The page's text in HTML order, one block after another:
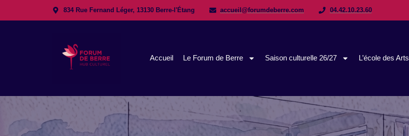
834 Rue Fernand Léger, 13130 Berre-l'Étang accueil@forumdeberre.com 04.42.10.23.60
Accueil Le Forum de Berre Saison culturelle 26/27 L’école des Arts